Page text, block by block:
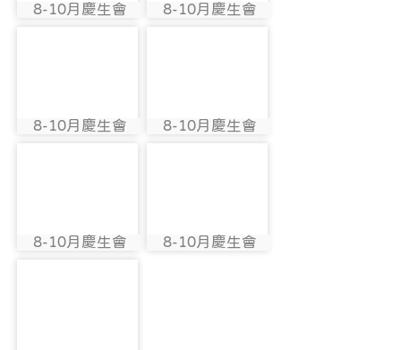
8-10月慶生會
photo:2815 8-10月慶生會
photo:2821
8-10月慶生會
photo:2806 8-10月慶生會
photo:2816
8-10月慶生會
photo:2822 8-10月慶生會
photo:2807